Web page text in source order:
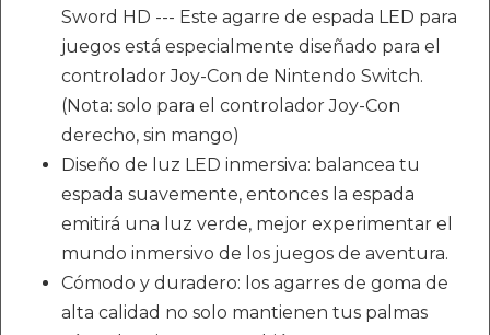
Sword HD --- Este agarre de espada LED para
juegos está especialmente diseñado para el
controlador Joy-Con de Nintendo Switch.
(Nota: solo para el controlador Joy-Con
derecho, sin mango)
Diseño de luz LED inmersiva: balancea tu
espada suavemente, entonces la espada
emitirá una luz verde, mejor experimentar el
mundo inmersivo de los juegos de aventura.
Cómodo y duradero: los agarres de goma de
alta calidad no solo mantienen tus palmas